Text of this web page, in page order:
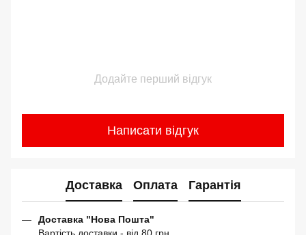
Додайте перший відгук
Написати відгук
Доставка Оплата Гарантія
Доставка "Нова Пошта"